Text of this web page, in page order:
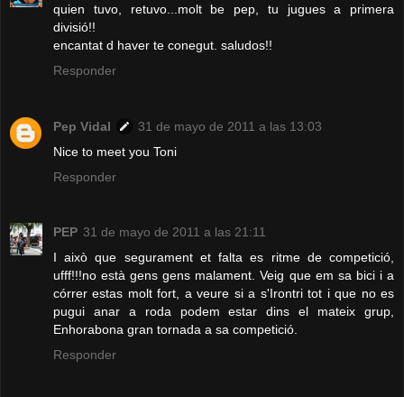
quien tuvo, retuvo...molt be pep, tu jugues a primera
divisió!!
encantat d haver te conegut. saludos!!
Responder
Pep Vidal
31 de mayo de 2011 a las 13:03
Nice to meet you Toni
Responder
PEP 31 de mayo de 2011 a las 21:11
I això que segurament et falta es ritme de competició,
ufff!!!no està gens gens malament. Veig que em sa bici i a
córrer estas molt fort, a veure si a s'Irontri tot i que no es
pugui anar a roda podem estar dins el mateix grup,
Enhorabona gran tornada a sa competició.
Responder